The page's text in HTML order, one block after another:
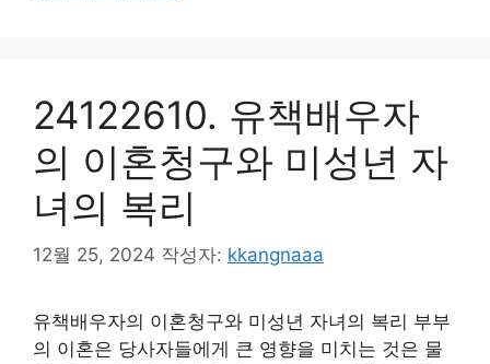
24122610. 유책배우자
의 이혼청구와 미성년 자
녀의 복리
12월 25, 2024 작성자: kkangnaaa
유책배우자의 이혼청구와 미성년 자녀의 복리 부부
의 이혼은 당사자들에게 큰 영향을 미치는 것은 물